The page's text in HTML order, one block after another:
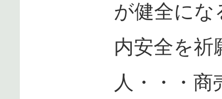
が健全に
内安全を祈
人・・・